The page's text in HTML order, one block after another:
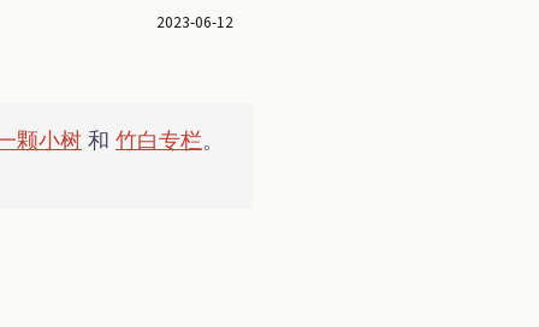
2023-06-12
颗小树和 竹白专栏。